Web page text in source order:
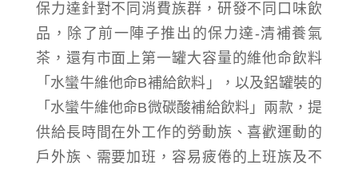
保力達針對不同消費族群，研發不同口味飲
品，除了前一陣子推出的保力達-清補養氣
茶，還有市面上第一罐大容量的維他命飲料
「水蠻牛維他命B補給飲料」，以及鋁罐裝的
「水蠻牛維他命B微碳酸補給飲料」兩款，提
供給長時間在外工作的勞動族、喜歡運動的
戶外族、需要加班，容易疲倦的上班族及不